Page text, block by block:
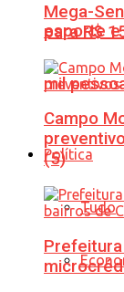
esporte e
mil
Política
Tudo
Mega-
para R$
Campo
(5)